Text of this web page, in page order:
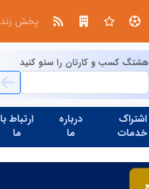
پخش
هشتگ کسب و کارتان را سئو کنید
اشتراک
خدمات
درباره
ما
ارتباط با
ما